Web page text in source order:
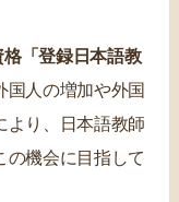
格「登録日本語教
国人の増加や外国
より、日本語教師
の機会に目指して